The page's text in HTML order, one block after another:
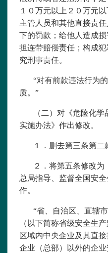
１０万元以上２０万元
主管人员和其他直接责
下的罚款；给他人造成
担连带赔偿责任；构成
究刑事责任。
“对有前款违法行为
质。”
（二）对《危险化学
实施办法》作出修改。
１．删去第三条第二
２．将第五条修改为
总局指导、监督全国安
作。
“省、自治区、直辖
（以下简称省级安全生
区域内中央企业及其直
企业（总部）以外的企